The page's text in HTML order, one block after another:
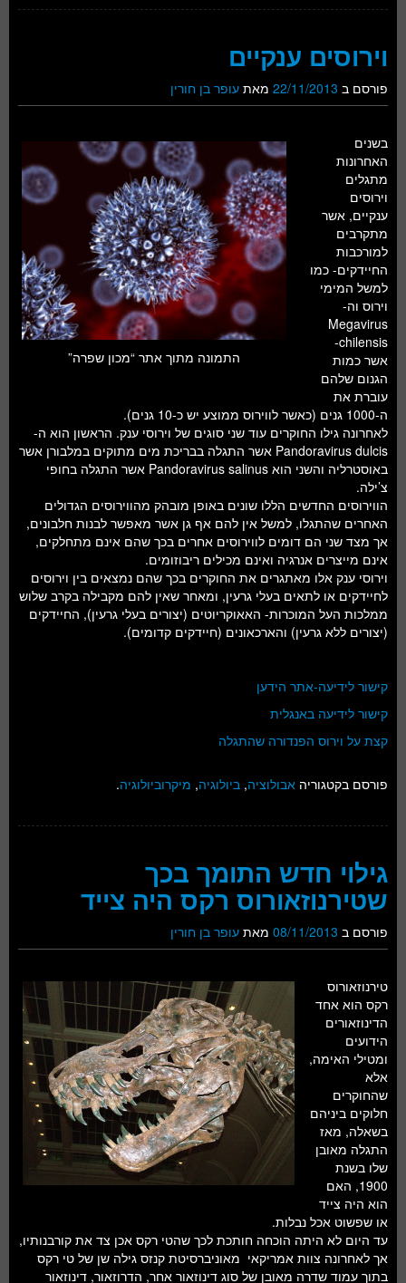
וירוסים ענקיים
פורסם ב 22/11/2013 מאת עופר בן חורין
התמונה מתוך אתר “מכון שפרה”
בשנים
האחרונות
מתגלים
וירוסים
ענקיים, אשר
מתקרבים
למורכבות
החיידקים- כמו
למשל המימי
וירוס וה-
Megavirus
chilensis-
אשר כמות
הגנום שלהם
עוברת את
ה-1000 גנים (כאשר לווירוס ממוצע יש כ-10 גנים).
לאחרונה גילו החוקרים עוד שני סוגים של וירוסי ענק. הראשון הוא ה-
Pandoravirus dulcis אשר התגלה בבריכת מים מתוקים במלבורן אשר
באוסטרליה והשני הוא Pandoravirus salinus אשר התגלה בחופי
צ’ילה.
הווירוסים החדשים הללו שונים באופן מובהק מהווירוסים הגדולים
האחרים שהתגלו, למשל אין להם אף גן אשר מאפשר לבנות חלבונים,
אך מצד שני הם דומים לווירוסים אחרים בכך שהם אינם מתחלקים,
אינם מייצרים אנרגיה ואינם מכילים ריבוזומים.
וירוסי ענק אלו מאתגרים את החוקרים בכך שהם נמצאים בין וירוסים
לחיידקים או לתאים בעלי גרעין, ומאחר שאין להם מקבילה בקרב שלוש
ממלכות העל המוכרות- האאוקריוטים (יצורים בעלי גרעין), החיידקים
(יצורים ללא גרעין) והארכאונים (חיידקים קדומים).
קישור לידיעה-אתר הידען
קישור לידיעה באנגלית
קצת על וירוס הפנדורה שהתגלה
פורסם בקטגוריה אבולוציה, ביולוגיה, מיקרוביולוגיה.
גילוי חדש התומך בכך
שטירנוזאורוס רקס היה צייד
פורסם ב 08/11/2013 מאת עופר בן חורין
טירנוזאורוס
רקס הוא אחד
הדינוזאורים
הידועים
ומטילי האימה,
אלא
שהחוקרים
חלוקים ביניהם
בשאלה, מאז
התגלה מאובן
שלו בשנת
1900, האם
הוא היה צייד
או שפשוט אכל נבלות.
עד היום לא היתה הוכחה חותכת לכך שהטי רקס אכן צד את קורבנותיו,
אך לאחרונה צוות אמריקאי מאוניברסיטת קנזס גילה שן של טי רקס
בתוך עמוד שדרה מאובן של סוג דינוזאור אחר, הדרוזאור, דינוזאור